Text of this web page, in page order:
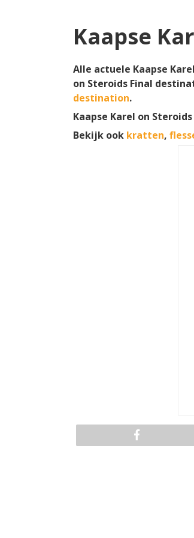
Kaapse
Alle actuele Kaapse
on Steroids Final
destination.
Kaapse Karel on
Bekijk ook kratten,